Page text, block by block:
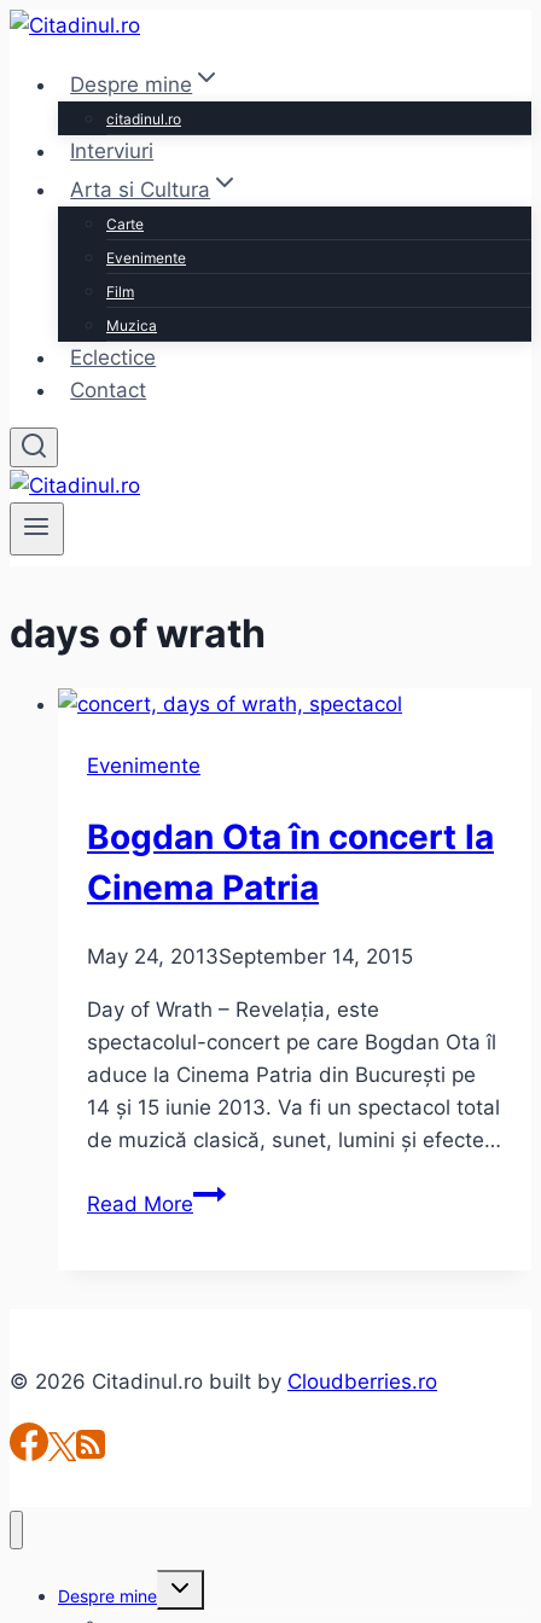
Skip
contentDespre mine
citadinul.ro
Interviuri
Arta si Cultura
Carte
Evenimente
Film
Muzica
Eclectice
Contact
days of wrath
Evenimente
Bogdan Ota în concert la
Cinema Patria
May 24, 2013September 14, 2015
Day of Wrath – Revelația, este
spectacolul-concert pe care Bogdan Ota îl
aduce la Cinema Patria din București pe
14 și 15 iunie 2013. Va fi un spectacol total
de muzică clasică, sunet, lumini și efecte…
Read MoreBogdan
Patria
© 2026 Citadinul.ro built by Cloudberries.ro
Despre mine
Toggle